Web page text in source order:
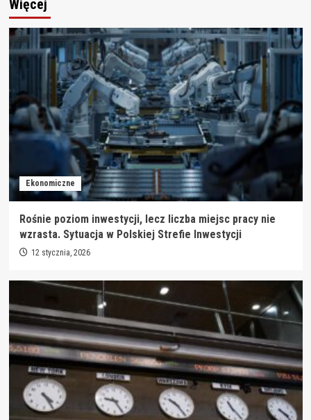
Więcej
Ekonomiczne
Rośnie poziom inwestycji, lecz liczba miejsc pracy nie
wzrasta. Sytuacja w Polskiej Strefie Inwestycji
12 stycznia, 2026